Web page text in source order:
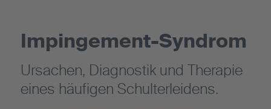
Impingement-Syndrom
Ursachen, Diagnostik und Therapie
eines häufigen Schulterleidens.